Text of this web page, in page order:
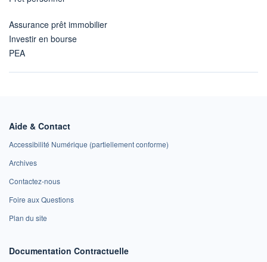
Assurance prêt immobilier
Investir en bourse
PEA
Aide & Contact
Accessibilité Numérique (partiellement conforme)
Archives
Contactez-nous
Foire aux Questions
Plan du site
Documentation Contractuelle